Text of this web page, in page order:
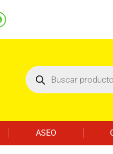
ASEO